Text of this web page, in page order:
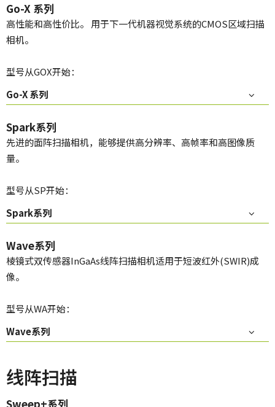
Go-X 系列
高性能和高性价比。 用于下一代机器视觉系统的CMOS区域扫描
相机。
型号从GOX开始：
Go-X 系列
Spark系列
先进的面阵扫描相机，能够提供高分辨率、高帧率和高图像质
量。
型号从SP开始：
Spark系列
Wave系列
棱镜式双传感器InGaAs线阵扫描相机适用于短波红外(SWIR)成
像。
型号从WA开始：
Wave系列
线阵扫描
Sweep+系列